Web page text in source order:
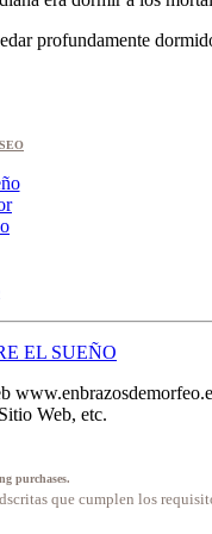
profundamente
EL SUEÑO
Web, etc.
purchases.
que cumplen los